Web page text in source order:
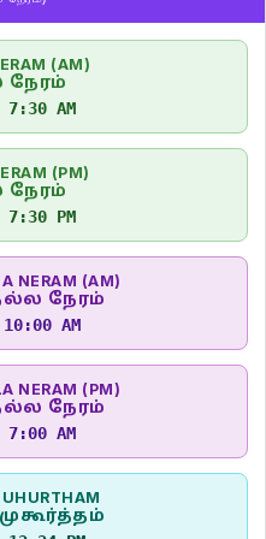
(AM)
AM
(PM)
PM
NERAM (AM)
நேரம்
AM
NERAM (PM)
நேரம்
AM